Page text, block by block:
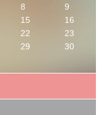
8
9
15
16
22
23
29
30